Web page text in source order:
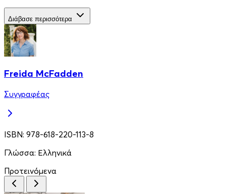
Διάβασε περισσότερα
Freida McFadden
Συγγραφέας
ISBN: 978-618-220-113-8
Γλώσσα: Ελληνικά
Προτεινόμενα